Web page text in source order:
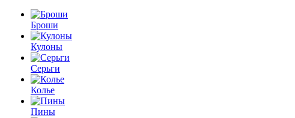
Броши
Кулоны
Серьги
Колье
Пины